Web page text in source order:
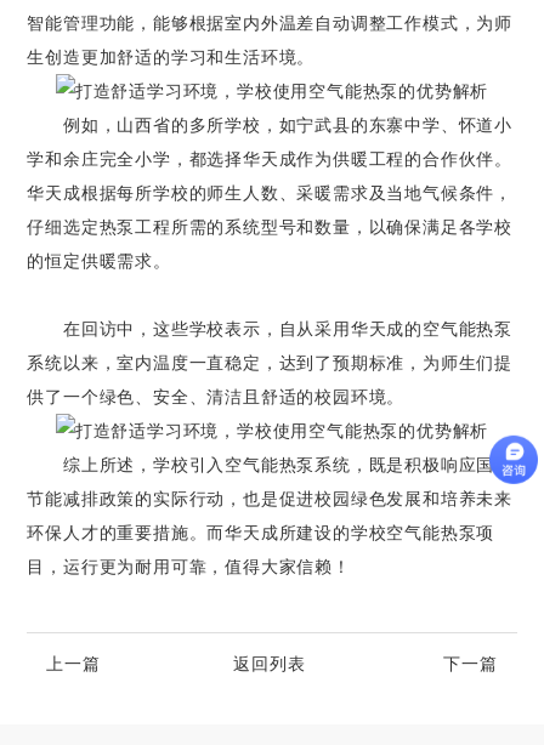
智能管理功能，能够根据室内外温差自动调整工作模式，为师
生创造更加舒适的学习和生活环境。
例如，山西省的多所学校，如宁武县的东寨中学、怀道小
学和余庄完全小学，都选择华天成作为供暖工程的合作伙伴。
华天成根据每所学校的师生人数、采暖需求及当地气候条件，
仔细选定热泵工程所需的系统型号和数量，以确保满足各学校
的恒定供暖需求。
在回访中，这些学校表示，自从采用华天成的空气能热泵
系统以来，室内温度一直稳定，达到了预期标准，为师生们提
供了一个绿色、安全、清洁且舒适的校园环境。
综上所述，学校引入空气能热泵系统，既是积极响应国家
节能减排政策的实际行动，也是促进校园绿色发展和培养未来
环保人才的重要措施。而华天成所建设的学校空气能热泵项
目，运行更为耐用可靠，值得大家信赖！
上一篇 返回列表 下一篇